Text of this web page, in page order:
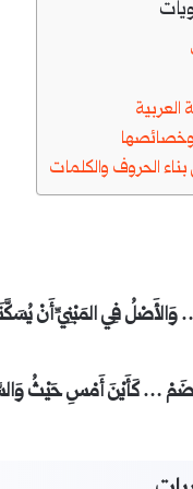
العربية
وخصائصها
الحروف والكلمات
فِي المَبْنِيِّ أَنْ
… كَأَيْنَ أَمْسِ حَيْثُ
فيه؟